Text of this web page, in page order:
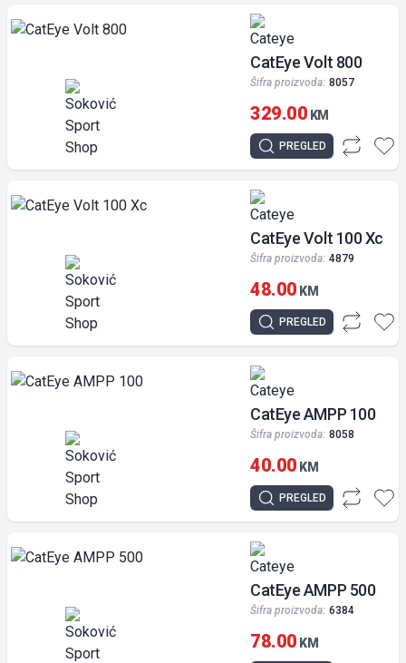
CatEye Volt 800
Šifra proizvoda: 8057
329.00 KM
PREGLED
CatEye Volt 100 Xc
Šifra proizvoda: 4879
48.00 KM
PREGLED
CatEye AMPP 100
Šifra proizvoda: 8058
40.00 KM
PREGLED
CatEye AMPP 500
Šifra proizvoda: 6384
78.00 KM